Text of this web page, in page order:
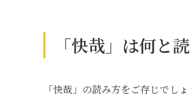
「快哉」は何と
「快哉」の読み方をご存じでしょ